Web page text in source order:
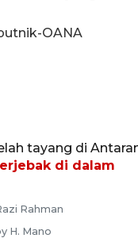
OANA
tayang di
di dalam
Rahman
H. Mano